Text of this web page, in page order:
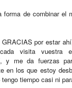
forma de combinar el
por estar
visita vuestra
y me da fuerzas
en los que estoy
tiempo casi ni